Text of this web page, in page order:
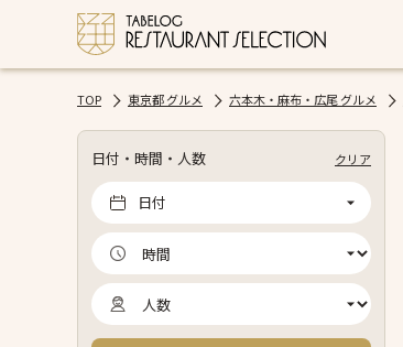
TOP 東京都 グルメ 六本木・麻布・広尾 グルメ
日付・時間・人数 クリア
日付